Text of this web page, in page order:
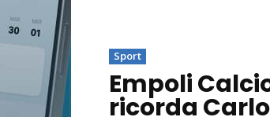
Sport
Empoli
ricorda Carlo